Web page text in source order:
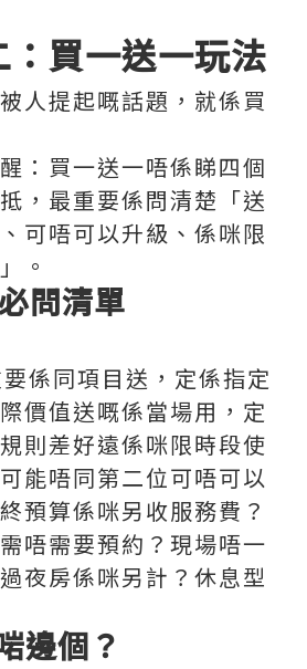
買一送一玩法
人提起嘅話題，就係買
：買一送一唔係睇四個
，最重要係問清楚「送
可唔可以升級、係咪限
。
問清單
係同項目送，定係指定
價值送嘅係當場用，定
則差好遠係咪限時段使
能唔同第二位可唔可以
預算係咪另收服務費？
唔需要預約？現場唔一
夜房係咪另計？休息型
邊個？